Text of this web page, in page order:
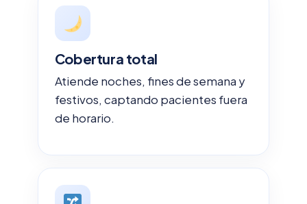
Cobertura total
Atiende noches, fines de semana y
festivos, captando pacientes fuera
de horario.